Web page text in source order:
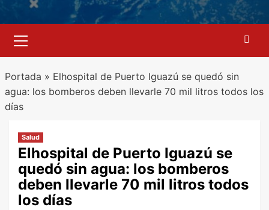
primario
Portada » Elhospital de Puerto Iguazú se quedó sin
agua: los bomberos deben llevarle 70 mil litros todos los
días
Salud
Elhospital de Puerto Iguazú se
quedó sin agua: los bomberos
deben llevarle 70 mil litros todos
los días